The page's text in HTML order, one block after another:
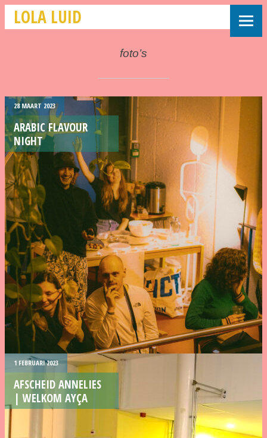
LOLA LUID
foto’s
28 MAART 2023
ARABIC FLAVOUR
NIGHT
1 FEBRUARI 2023
AFSCHEID ANNELIES
| WELKOM AYÇA